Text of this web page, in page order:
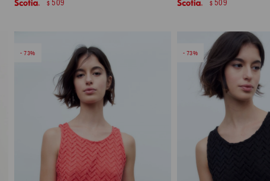
$ 509 $ 509
73 73